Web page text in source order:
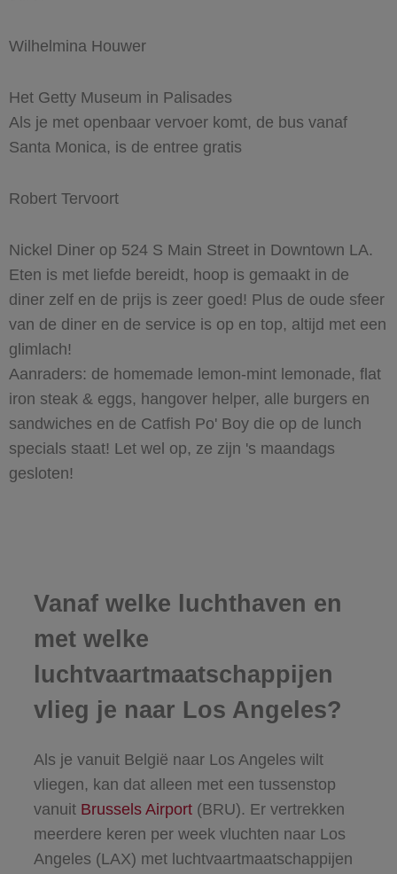
Wilhelmina Houwer
Het Getty Museum in Palisades
Als je met openbaar vervoer komt, de bus vanaf
Santa Monica, is de entree gratis
Robert Tervoort
Nickel Diner op 524 S Main Street in Downtown LA.
Eten is met liefde bereidt, hoop is gemaakt in de
diner zelf en de prijs is zeer goed! Plus de oude sfeer
van de diner en de service is op en top, altijd met een
glimlach!
Aanraders: de homemade lemon-mint lemonade, flat
iron steak & eggs, hangover helper, alle burgers en
sandwiches en de Catfish Po' Boy die op de lunch
specials staat! Let wel op, ze zijn 's maandags
gesloten!
Vanaf welke luchthaven en
met welke
luchtvaartmaatschappijen
vlieg je naar Los Angeles?
Als je vanuit België naar Los Angeles wilt
vliegen, kan dat alleen met een tussenstop
vanuit Brussels Airport(BRU). Er vertrekken
meerdere keren per week vluchten naar Los
Angeles (LAX) met luchtvaartmaatschappijen